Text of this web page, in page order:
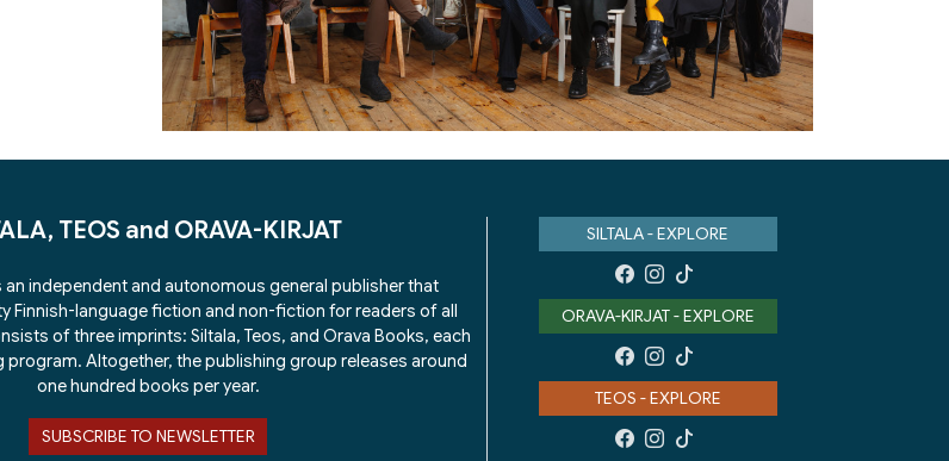
TEOS and ORAVA-KIRJAT
an independent and autonomous general publisher that
Finnish-language fiction and non-fiction for readers of all
of three imprints: Siltala, Teos, and Orava Books, each
program. Altogether, the publishing group releases around
one hundred books per year.
SUBSCRIBE TO NEWSLETTER
SILTALA - EXPLORE
ORAVA-KIRJAT - EXPLORE
TEOS - EXPLORE